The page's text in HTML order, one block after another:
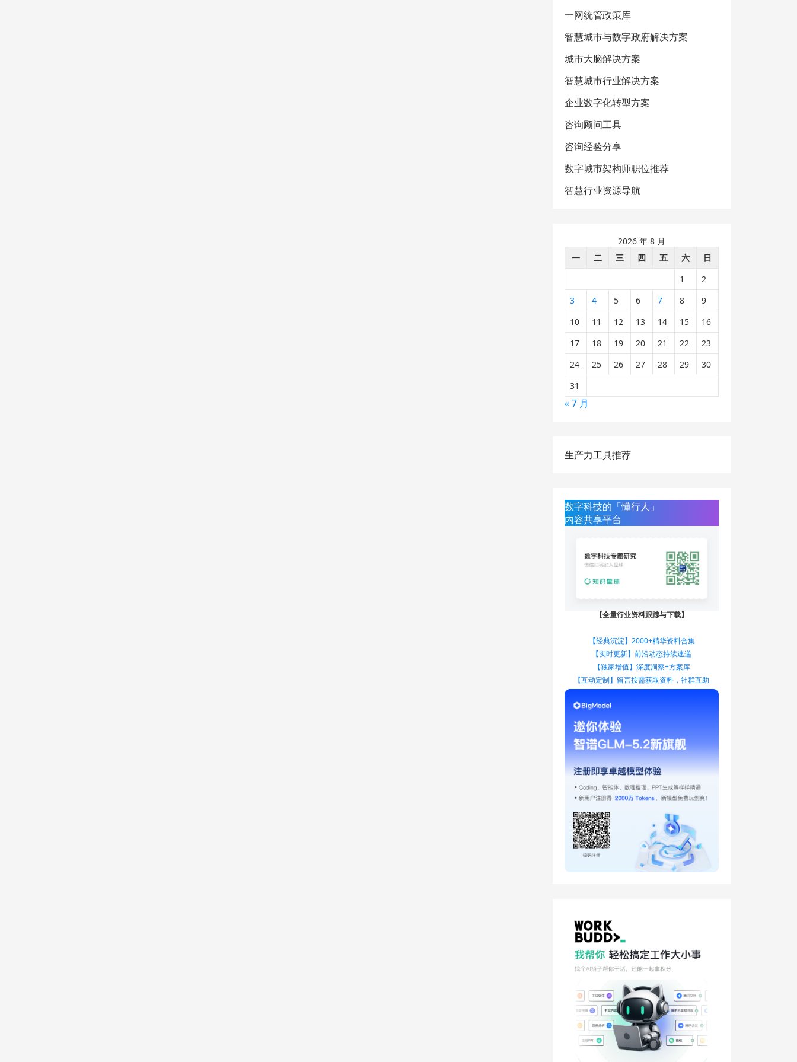
一网统管政策库
智慧城市与数字政府解决方案
城市大脑解决方案
智慧城市行业解决方案
企业数字化转型方案
咨询顾问工具
咨询经验分享
数字城市架构师职位推荐
智慧行业资源导航
2026 年 8 月
一
二 三 四 五 六
日
1
2
3
4 5 6 7 8
9
10
11 12 13 14 15
16
17
18 19 20 21 22
23
24
25 26 27 28 29
30
31
« 7 月
生产力工具推荐
数字科技的「懂行人」
内容共享平台
【全量行业资料跟踪与下载】
【经典沉淀】2000+精华资料合集
【实时更新】前沿动态持续速递
【独家增值】深度洞察+方案库
【互动定制】留言按需获取资料，社群互助